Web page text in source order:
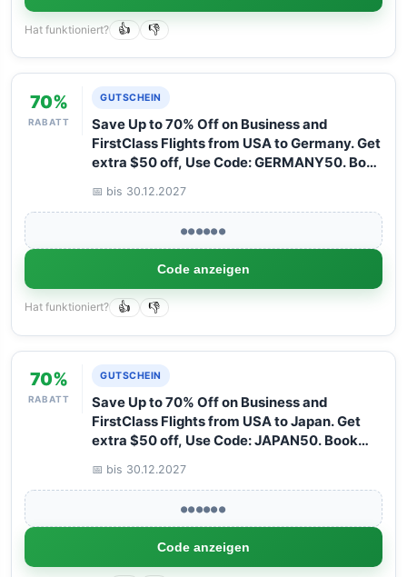
Hat funktioniert? 👍 👎
70%
RABATT
GUTSCHEIN
Save Up to 70% Off on Business and
FirstClass Flights from USA to Germany. Get
extra $50 off, Use Code: GERMANY50. Book
📅 bis 30.12.2027
●●●●●●
Code anzeigen
Hat funktioniert? 👍 👎
70%
RABATT
GUTSCHEIN
Save Up to 70% Off on Business and
FirstClass Flights from USA to Japan. Get
extra $50 off, Use Code: JAPAN50. Book
📅 bis 30.12.2027
●●●●●●
Code anzeigen